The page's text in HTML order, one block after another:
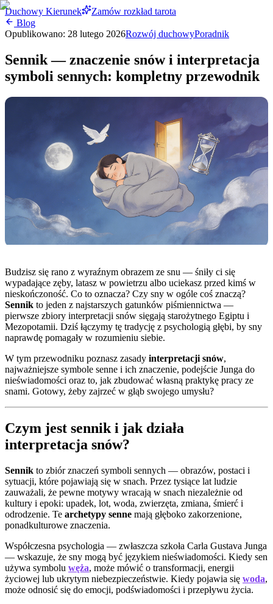
Duchowy Kierunek
Zamów rozkład tarota
Blog
Opublikowano: 28 lutego 2026Rozwój duchowyPoradnik
Sennik — znaczenie snów i interpretacja
symboli sennych: kompletny przewodnik
Budzisz się rano z wyraźnym obrazem ze snu — śniły ci się
wypadające zęby, latasz w powietrzu albo uciekasz przed kimś w
nieskończoność. Co to oznacza? Czy sny w ogóle coś znaczą?
Sennik to jeden z najstarszych gatunków piśmiennictwa —
pierwsze zbiory interpretacji snów sięgają starożytnego Egiptu i
Mezopotamii. Dziś łączymy tę tradycję z psychologią głębi, by sny
naprawdę pomagały w rozumieniu siebie.
W tym przewodniku poznasz zasady interpretacji snów,
najważniejsze symbole senne i ich znaczenie, podejście Junga do
nieświadomości oraz to, jak zbudować własną praktykę pracy ze
snami. Gotowy, żeby zajrzeć w głąb swojego umysłu?
Czym jest sennik i jak działa
interpretacja snów?
Sennik to zbiór znaczeń symboli sennych — obrazów, postaci i
sytuacji, które pojawiają się w snach. Przez tysiące lat ludzie
zauważali, że pewne motywy wracają w snach niezależnie od
kultury i epoki: upadek, lot, woda, zwierzęta, zmiana, śmierć i
odrodzenie. Te archetypy senne mają głęboko zakorzenione,
ponadkulturowe znaczenia.
Współczesna psychologia — zwłaszcza szkoła Carla Gustava Junga
— wskazuje, że sny mogą być językiem nieświadomości. Kiedy sen
używa symbolu węża, może mówić o transformacji, energii
życiowej lub ukrytym niebezpieczeństwie. Kiedy pojawia się woda,
może odnosić się do emocji, podświadomości i przepływu życia.